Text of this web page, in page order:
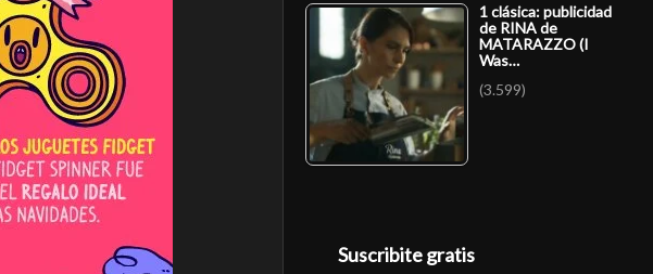
1 clásica: publicidad
de RINA de
MATARAZZO (I
Was…
(3.599)
Suscribite gratis